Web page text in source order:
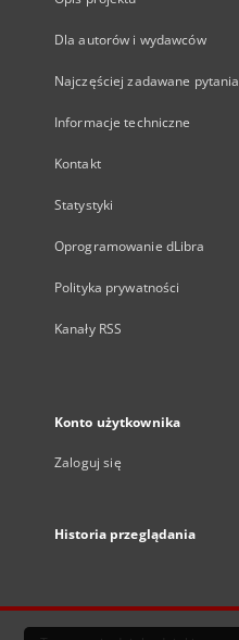
Dla autorów i wydawców
Najczęściej zadawane pytania
Informacje techniczne
Kontakt
Statystyki
Oprogramowanie dLibra
Polityka prywatności
Kanały RSS
Konto użytkownika
Zaloguj się
Historia przeglądania